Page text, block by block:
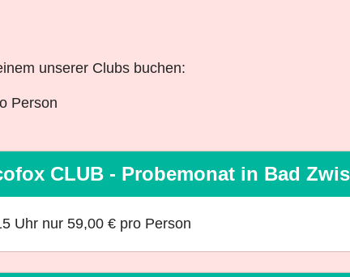
unserer Clubs buchen:
Person
CLUB - Probemonat in Bad
Uhr nur 59,00 € pro Person